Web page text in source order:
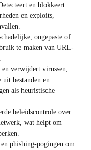
en blokkeert
en exploits,
ongepaste of
te maken van URL-
en verwijdert virussen,
bestanden en
als heuristische
beleidscontrole over
wat helpt om
phishing-pogingen om